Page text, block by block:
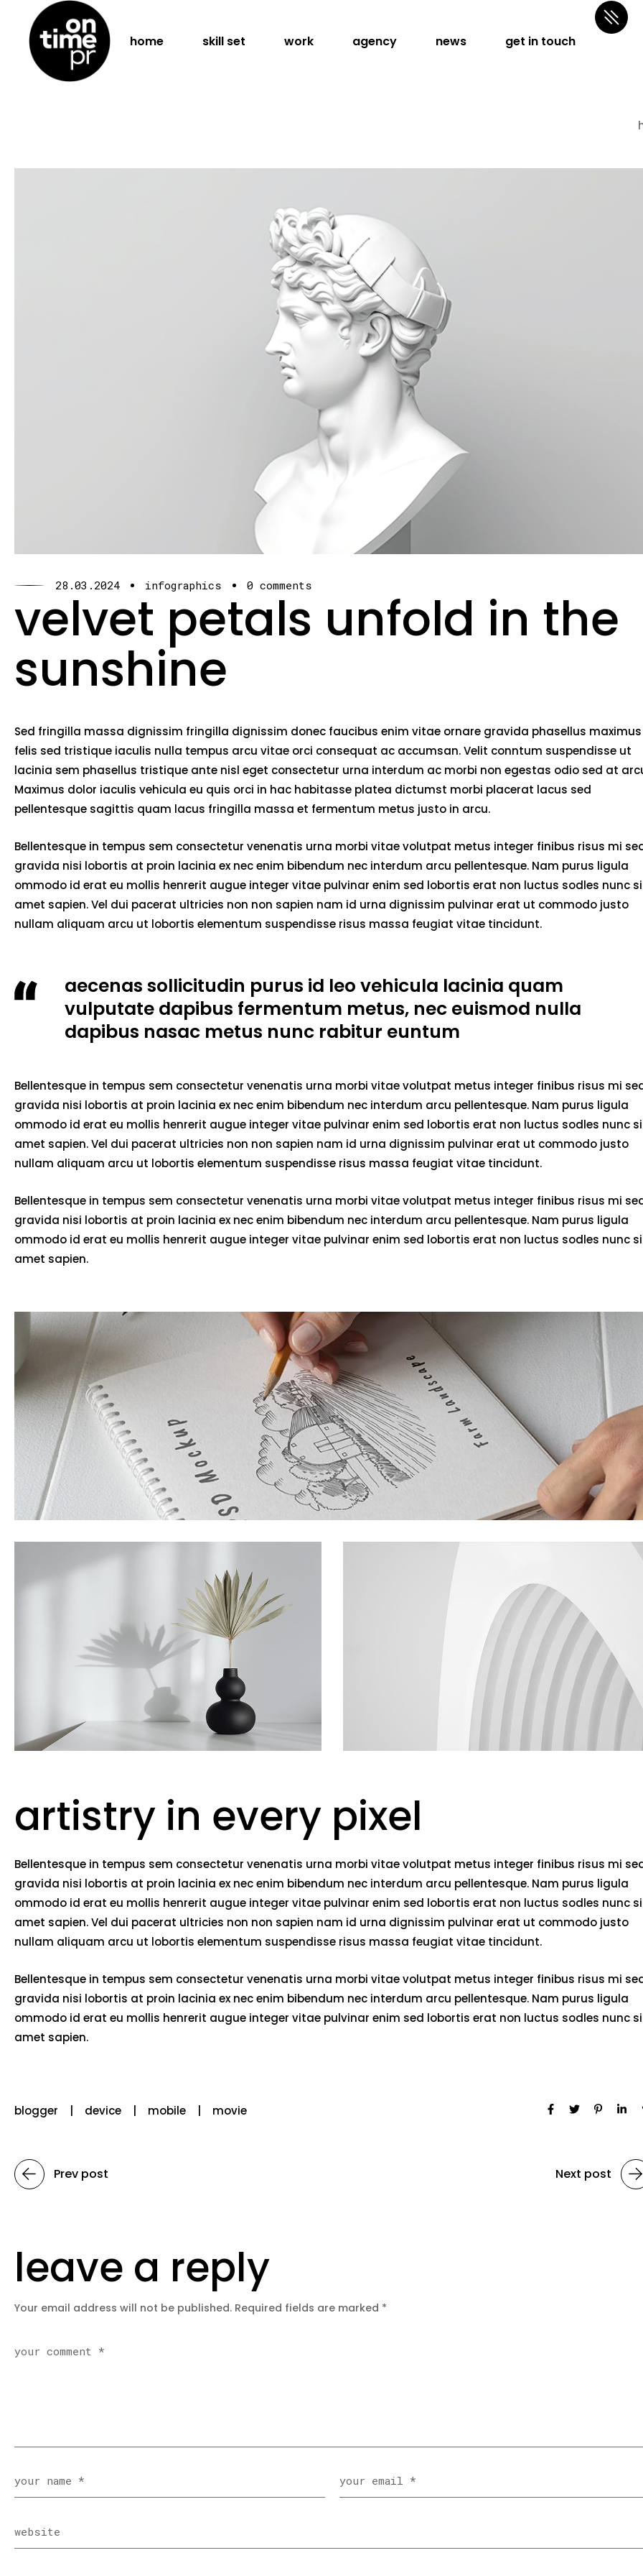
home skill set work agency news get in touch
28.03.2024 infographics 0 comments
velvet petals unfold in the
sunshine
Sed fringilla massa dignissim fringilla dignissim donec faucibus enim vitae ornare gravida phasellus maximus
felis sed tristique iaculis nulla tempus arcu vitae orci consequat ac accumsan. Velit conntum suspendisse ut
lacinia sem phasellus tristique ante nisl eget consectetur urna interdum ac morbi non egestas odio sed at
Maximus dolor iaculis vehicula eu quis orci in hac habitasse platea dictumst morbi placerat lacus sed
pellentesque sagittis quam lacus fringilla massa et fermentum metus justo in arcu.
Bellentesque in tempus sem consectetur venenatis urna morbi vitae volutpat metus integer finibus risus mi
gravida nisi lobortis at proin lacinia ex nec enim bibendum nec interdum arcu pellentesque. Nam purus ligula
ommodo id erat eu mollis henrerit augue integer vitae pulvinar enim sed lobortis erat non luctus sodles nunc
amet sapien. Vel dui pacerat ultricies non non sapien nam id urna dignissim pulvinar erat ut commodo justo
nullam aliquam arcu ut lobortis elementum suspendisse risus massa feugiat vitae tincidunt.
aecenas sollicitudin purus id leo vehicula lacinia quam
vulputate dapibus fermentum metus, nec euismod nulla
dapibus nasac metus nunc rabitur euntum
Bellentesque in tempus sem consectetur venenatis urna morbi vitae volutpat metus integer finibus risus mi
gravida nisi lobortis at proin lacinia ex nec enim bibendum nec interdum arcu pellentesque. Nam purus ligula
ommodo id erat eu mollis henrerit augue integer vitae pulvinar enim sed lobortis erat non luctus sodles nunc
amet sapien. Vel dui pacerat ultricies non non sapien nam id urna dignissim pulvinar erat ut commodo justo
nullam aliquam arcu ut lobortis elementum suspendisse risus massa feugiat vitae tincidunt.
Bellentesque in tempus sem consectetur venenatis urna morbi vitae volutpat metus integer finibus risus mi
gravida nisi lobortis at proin lacinia ex nec enim bibendum nec interdum arcu pellentesque. Nam purus ligula
ommodo id erat eu mollis henrerit augue integer vitae pulvinar enim sed lobortis erat non luctus sodles nunc
amet sapien.
artistry in every pixel
Bellentesque in tempus sem consectetur venenatis urna morbi vitae volutpat metus integer finibus risus mi
gravida nisi lobortis at proin lacinia ex nec enim bibendum nec interdum arcu pellentesque. Nam purus ligula
ommodo id erat eu mollis henrerit augue integer vitae pulvinar enim sed lobortis erat non luctus sodles nunc
amet sapien. Vel dui pacerat ultricies non non sapien nam id urna dignissim pulvinar erat ut commodo justo
nullam aliquam arcu ut lobortis elementum suspendisse risus massa feugiat vitae tincidunt.
Bellentesque in tempus sem consectetur venenatis urna morbi vitae volutpat metus integer finibus risus mi
gravida nisi lobortis at proin lacinia ex nec enim bibendum nec interdum arcu pellentesque. Nam purus ligula
ommodo id erat eu mollis henrerit augue integer vitae pulvinar enim sed lobortis erat non luctus sodles nunc
amet sapien.
blogger device mobile movie
Prev post Next post
leave a reply
Your email address will not be published. Required fields are marked *